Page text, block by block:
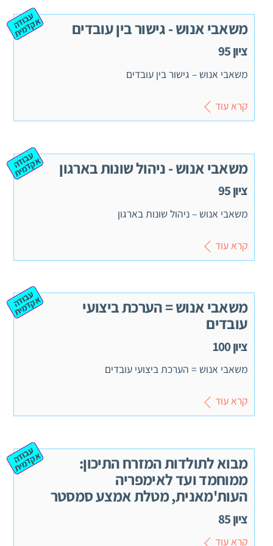
משאבי אנוש - גישור בין עובדים
ציון 95
ע
ב
וד
ה
א
ק
ד
מ
ית
משאבי אנוש – גישור בין עובדים
קרא עוד
משאבי אנוש - ניהול שונות בארגון
ציון 95
ע
ב
וד
ה
א
ק
ד
מ
ית
משאבי אנוש – ניהול שונות בארגון
קרא עוד
משאבי אנוש = הערכת ביצועי
עובדים
ציון 100
ע
ב
וד
ה
א
ק
ד
מ
ית
משאבי אנוש = הערכת ביצועי עובדים
קרא עוד
מבוא לתולדות המזרח התיכון:
ממוחמד ועד לאימפריה
העות'מאנית, מטלת אמצע סמסטר
ציון 85
ע
ב
וד
ה
א
ק
ד
מ
ית
קרא עוד